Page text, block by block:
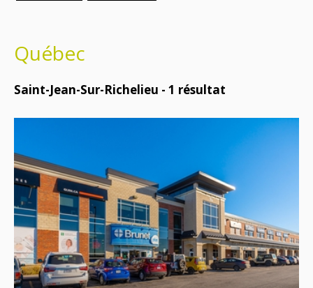
Québec
Saint-Jean-Sur-Richelieu - 1 résultat